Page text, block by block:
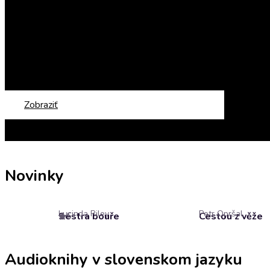
Zobraziť
Novinky
Sestra bouře
Lucinda Riley
5 Cestou z věže
Petr Opršal
Audioknihy v slovenskom jazyku